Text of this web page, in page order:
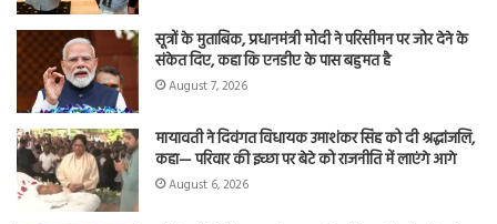
सूत्रों के मुताबिक, प्रधानमंत्री मोदी ने परिसीमन पर जोर देने के
संकेत दिए, कहा कि एनडीए के पास बहुमत है
August 7, 2026
मायावती ने दिवंगत विधायक उमाशंकर सिंह को दी श्रद्धांजलि,
कहा— परिवार की इच्छा पर बेटे को राजनीति में लाएंगे आगे
August 6, 2026